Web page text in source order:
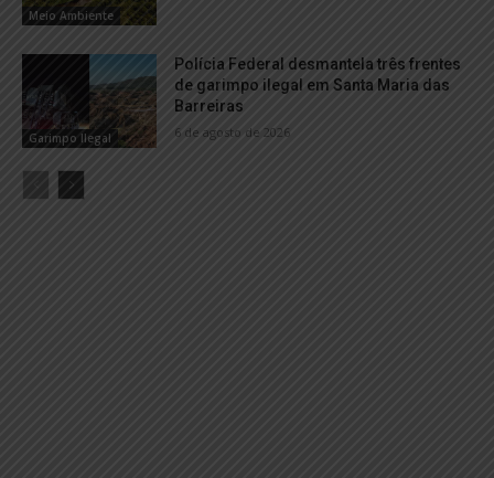
Meio Ambiente
Garimpo Ilegal
Polícia Federal desmantela três frentes
de garimpo ilegal em Santa Maria das
Barreiras
6 de agosto de 2026